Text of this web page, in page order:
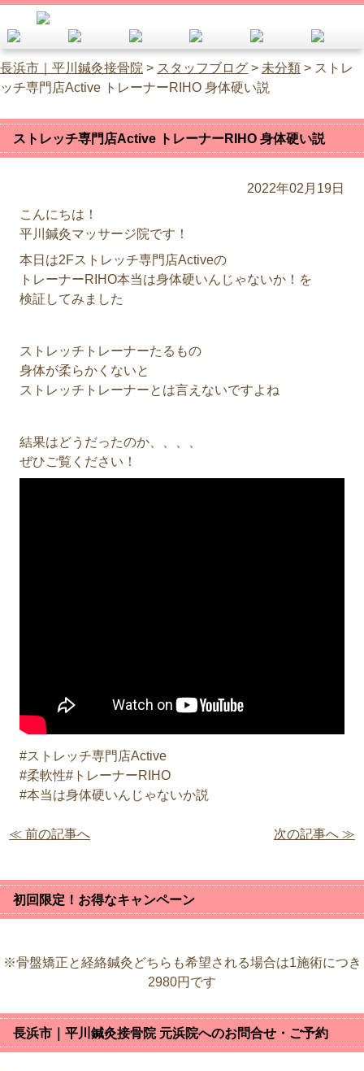
長浜市｜平川鍼灸接骨院 > スタッフブログ > 未分類 > ストレ
ッチ専門店Active トレーナーRIHO 身体硬い説
ストレッチ専門店Active トレーナーRIHO 身体硬い説
2022年02月19日
こんにちは！
平川鍼灸マッサージ院です！
本日は2Fストレッチ専門店Activeの
トレーナーRIHO本当は身体硬いんじゃないか！を
検証してみました
ストレッチトレーナーたるもの
身体が柔らかくないと
ストレッチトレーナーとは言えないですよね
結果はどうだったのか、、、、
ぜひご覧ください！
#ストレッチ専門店Active
#柔軟性#トレーナーRIHO
#本当は身体硬いんじゃないか説
≪ 前の記事へ 次の記事へ ≫
初回限定！お得なキャンペーン
※骨盤矯正と経絡鍼灸どちらも希望される場合は1施術につき
2980円です
長浜市｜平川鍼灸接骨院 元浜院へのお問合せ・ご予約